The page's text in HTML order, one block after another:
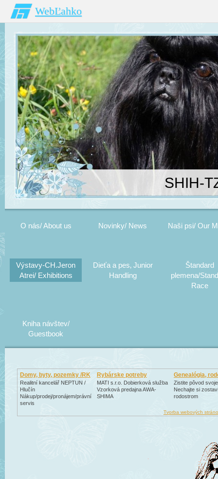
WebĽahko
SHIH-
O nás/ About us Novinky/ News Naši psi/ Our
Výstavy-CH.Jeron
Atrei/ Exhibitions
Dieťa a pes‚ Junior
Handling
Štandard
plemena/
Race
Kniha návštev/
Guestbook
Domy, byty, pozemky /RK
Realitní kancelář NEPTUN /
Hlučín
Nákup/prodej/pronájem/právní
servis
Rybárske potreby
MATI s.r.o. Dobierková služba
Vzorková predajna AWA-
SHIMA
Genealógia,
Zistite pôvod
Nechajte si
rodostrom
Tvorba webových